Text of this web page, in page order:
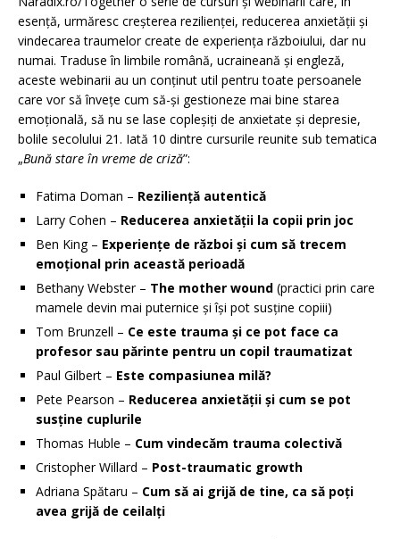
esență, urmăresc creșterea rezilienței, reducerea anxietății și
vindecarea traumelor create de experiența războiului, dar nu
numai. Traduse în limbile română, ucraineană și engleză,
aceste webinarii au un conținut util pentru toate persoanele
care vor să învețe cum să-și gestioneze mai bine starea
emoțională, să nu se lase copleșiți de anxietate și depresie,
bolile secolului 21. Iată 10 dintre cursurile reunite sub tematica
„Bună stare în vreme de criză”:
Fatima Doman – Reziliență autentică
Larry Cohen – Reducerea anxietății la copii prin joc
Ben King – Experiențe de război și cum să trecem
emoțional prin această perioadă
Bethany Webster – The mother wound (practici prin care
mamele devin mai puternice și își pot susține copiii)
Tom Brunzell – Ce este trauma și ce pot face ca
profesor sau părinte pentru un copil traumatizat
Paul Gilbert – Este compasiunea milă?
Pete Pearson – Reducerea anxietății și cum se pot
susține cuplurile
Thomas Huble – Cum vindecăm trauma colectivă
Cristopher Willard – Post-traumatic growth
Adriana Spătaru – Cum să ai grijă de tine, ca să poți
avea grijă de ceilalți